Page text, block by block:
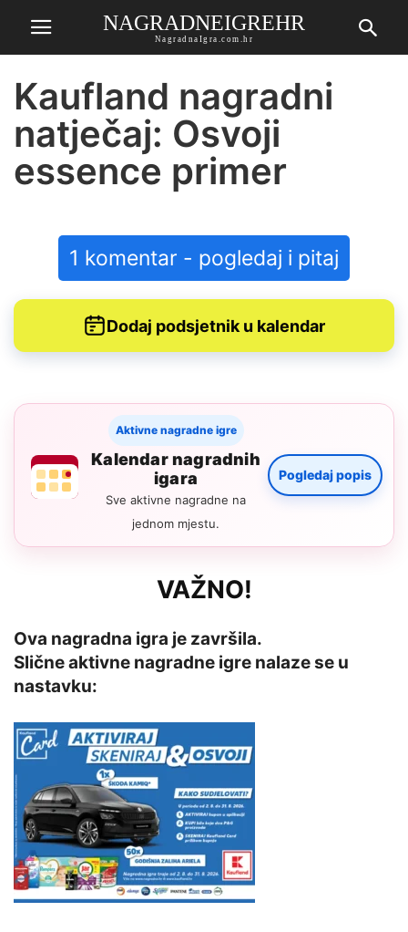
NAGRADNEIGREHR
NagradnaIgra.com.hr
Kaufland nagradni
natječaj: Osvoji
essence primer
1 komentar - pogledaj i pitaj
Dodaj podsjetnik u kalendar
Aktivne nagradne igre
Kalendar nagradnih
igara
Sve aktivne nagradne na
jednom mjestu.
Pogledaj popis
VAŽNO!
Ova nagradna igra je završila.
Slične aktivne nagradne igre nalaze se u
nastavku: